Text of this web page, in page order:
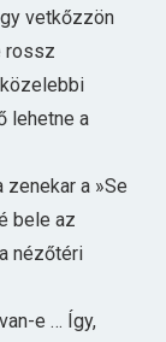
vetkőzzön
rossz
lehetne a
zenekar a »Se
bele az
nézőtéri
e … Így,